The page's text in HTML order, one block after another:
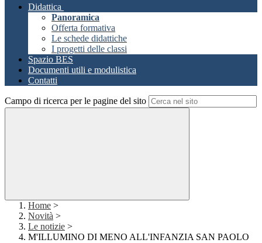
Didattica
Panoramica
Offerta formativa
Le schede didattiche
I progetti delle classi
Spazio BES
Documenti utili e modulistica
Contatti
Campo di ricerca per le pagine del sito
Home >
Novità >
Le notizie >
M'ILLUMINO DI MENO ALL'INFANZIA SAN PAOLO